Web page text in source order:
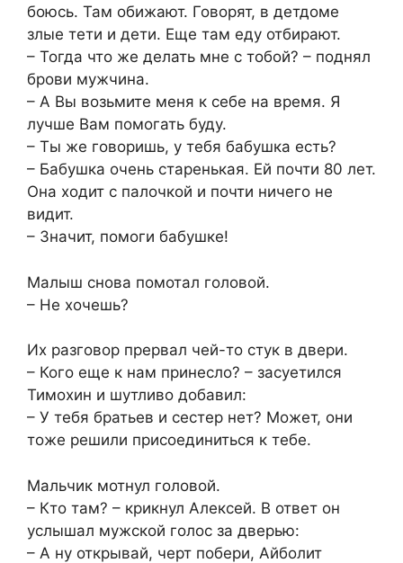
боюсь. Там обижают. Говорят, в детдоме
злые тети и дети. Еще там еду отбирают.
– Тогда что же делать мне с тобой? – поднял
брови мужчина.
– А Вы возьмите меня к себе на время. Я
лучше Вам помогать буду.
– Ты же говоришь, у тебя бабушка есть?
– Бабушка очень старенькая. Ей почти 80 лет.
Она ходит с палочкой и почти ничего не
видит.
– Значит, помоги бабушке!
Малыш снова помотал головой.
– Не хочешь?
Их разговор прервал чей-то стук в двери.
– Кого еще к нам принесло? – засуетился
Тимохин и шутливо добавил:
– У тебя братьев и сестер нет? Может, они
тоже решили присоединиться к тебе.
Мальчик мотнул головой.
– Кто там? – крикнул Алексей. В ответ он
услышал мужской голос за дверью:
– А ну открывай, черт побери, Айболит